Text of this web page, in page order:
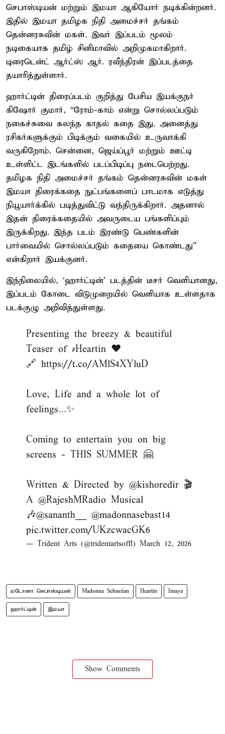
செபாஸ்டியன் மற்றும் இமயா ஆகியோர் நடிக்கின்றனர்.
இதில் இமயா தமிழக நிதி அமைச்சர் தங்கம்
தென்னரசுவின் மகள். இவர் இப்படம் மூலம்
நடிகையாக தமிழ் சினிமாவில் அறிமுகமாகிறார்.
டிரைடென்ட் ஆர்ட்ஸ் ஆர். ரவீந்திரன் இப்படத்தை
தயாரித்துள்ளார்.
ஹார்ட்டின் திரைப்படம் குறித்து பேசிய இயக்குநர்
கிஷோர் குமார், “ரோம்-காம் என்று சொல்லப்படும்
நகைச்சுவை கலந்த காதல் கதை இது. அனைத்து
ரசிகர்களுக்கும் பிடிக்கும் வகையில் உருவாக்கி
வருகிறோம். சென்னை, ஜெய்ப்பூர் மற்றும் ஊட்டி
உள்ளிட்ட இடங்களில் படப்பிடிப்பு நடைபெற்றது.
தமிழக நிதி அமைச்சர் தங்கம் தென்னரசுவின் மகள்
இமயா திரைக்கதை நுட்பங்களைப் பாடமாக எடுத்து
நியூயார்க்கில் படித்துவிட்டு வந்திருக்கிறார். அதனால்
இதன் திரைக்கதையில் அவருடைய பங்களிப்பும்
இருக்கிறது. இந்த படம் இரண்டு பெண்களின்
பார்வையில் சொல்லப்படும் கதையை கொண்டது”
என்கிறார் இயக்குனர்.
இந்நிலையில், ‘ஹார்ட்டின்’ படத்தின் டீசர் வெளியானது,
இப்படம் கோடை விடுமுறையில் வெளியாக உள்ளதாக
படக்குழு அறிவித்துள்ளது.
Presenting the breezy & beautiful
Teaser of #Heartin ❤️
🔗 https://t.co/AMlS4XYluD
Love, Life and a whole lot of
feelings…✨
Coming to entertain you on big
screens - THIS SUMMER 🤗
Written & Directed by @kishoredir 🎬
A @RajeshMRadio Musical
🎶@sananth__
@madonnasebast14
pic.twitter.com/UKzcwacGK6
— Trident Arts (@tridentartsoffl) March 12, 2026
மடோனா செபாஸ்டியன் Madonna Sebastian Heartin Imaya
ஹார்ட்டின் இமயா
Show Comments